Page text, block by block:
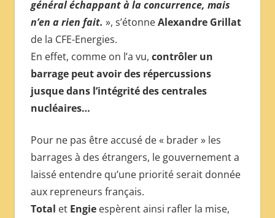
général échappant à la concurrence, mais
n’en a rien fait. », s’étonneAlexandre Grillat
de la CFE-Energies.
En effet, comme on l’a vu, contrôler un
barrage peut avoir des répercussions
jusque dans l’intégrité des centrales
nucléaires…
Pour ne pas être accusé de « brader » les
barrages à des étrangers, le gouvernement a
laissé entendre qu’une priorité serait donnée
aux repreneurs français.
Total et Engieespèrent ainsi rafler la mise,